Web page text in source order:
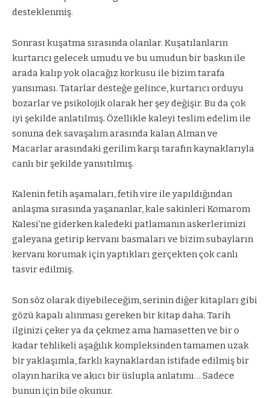
desteklenmiş.
Sonrası kuşatma sırasında olanlar. Kuşatılanların
kurtarıcı gelecek umudu ve bu umudun bir baskın ile
arada kalıp yok olacağız korkusu ile bizim tarafa
yansıması. Tatarlar desteğe gelince, kurtarıcı orduyu
bozarlar ve psikolojik olarak her şey değişir. Bu da çok
iyi şekilde anlatılmış. Özellikle kaleyi teslim edelim ile
sonuna dek savaşalım arasında kalan Alman ve
Macarlar arasındaki gerilim karşı tarafın kaynaklarıyla
canlı bir şekilde yansıtılmış.
Kalenin fetih aşamaları, fetih vire ile yapıldığından
anlaşma sırasında yaşananlar, kale sakinleri Komarom
Kalesi’ne giderken kaledeki patlamanın askerlerimizi
galeyana getirip kervanı basmaları ve bizim subayların
kervanı korumak için yaptıkları gerçekten çok canlı
tasvir edilmiş.
Son söz olarak diyebileceğim, serinin diğer kitapları gibi
gözü kapalı alınması gereken bir kitap daha. Tarih
ilginizi çeker ya da çekmez ama hamasetten ve bir o
kadar tehlikeli aşağılık kompleksinden tamamen uzak
bir yaklaşımla, farklı kaynaklardan istifade edilmiş bir
olayın harika ve akıcı bir üslupla anlatımı… Sadece
bunun için bile okunur.